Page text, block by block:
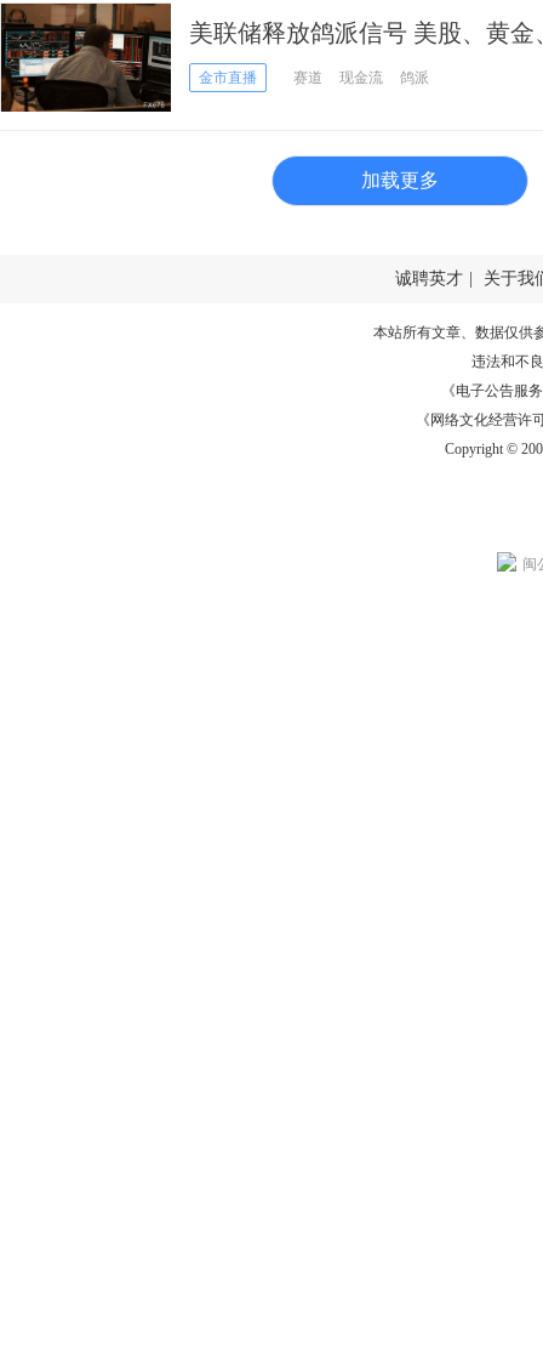
美联储释放鸽派信号 美股、黄
金市直播 赛道 现金流 鸽派
加载更多
诚聘英才 关于我
本站所有文章、数据仅供
违法和不
《电子公告服务
《网络文化经营许
Copyright ©
闽